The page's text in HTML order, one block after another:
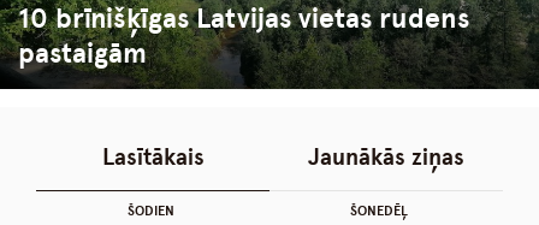
10 brīnišķīgas Latvijas vietas rudens
pastaigām
Lasītākais
ŠODIEN ŠONEDĒĻ
Jaunākās ziņas